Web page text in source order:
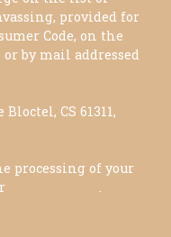
provided for
Code, on the
by mail addressed
CS 61311,
processing of your
.